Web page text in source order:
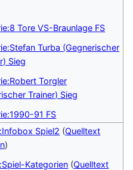
Tore VS-Braunlage FS
Turba (Gegnerischer
Sieg
Torgler
Trainer) Sieg
91 FS
Spiel2 (Quelltext
)
Kategorien (Quelltext